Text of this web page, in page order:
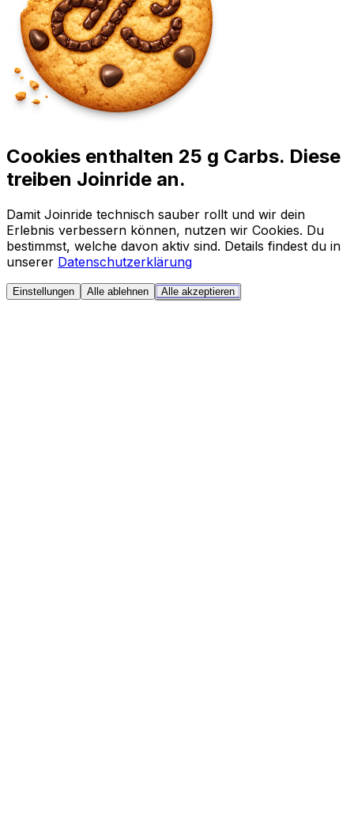
Cookies enthalten 25 g Carbs. Diese
treiben Joinride an.
Damit Joinride technisch sauber rollt und wir dein
Erlebnis verbessern können, nutzen wir Cookies. Du
bestimmst, welche davon aktiv sind. Details findest du in
unserer Datenschutzerklärung
Einstellungen Alle ablehnen Alle akzeptieren